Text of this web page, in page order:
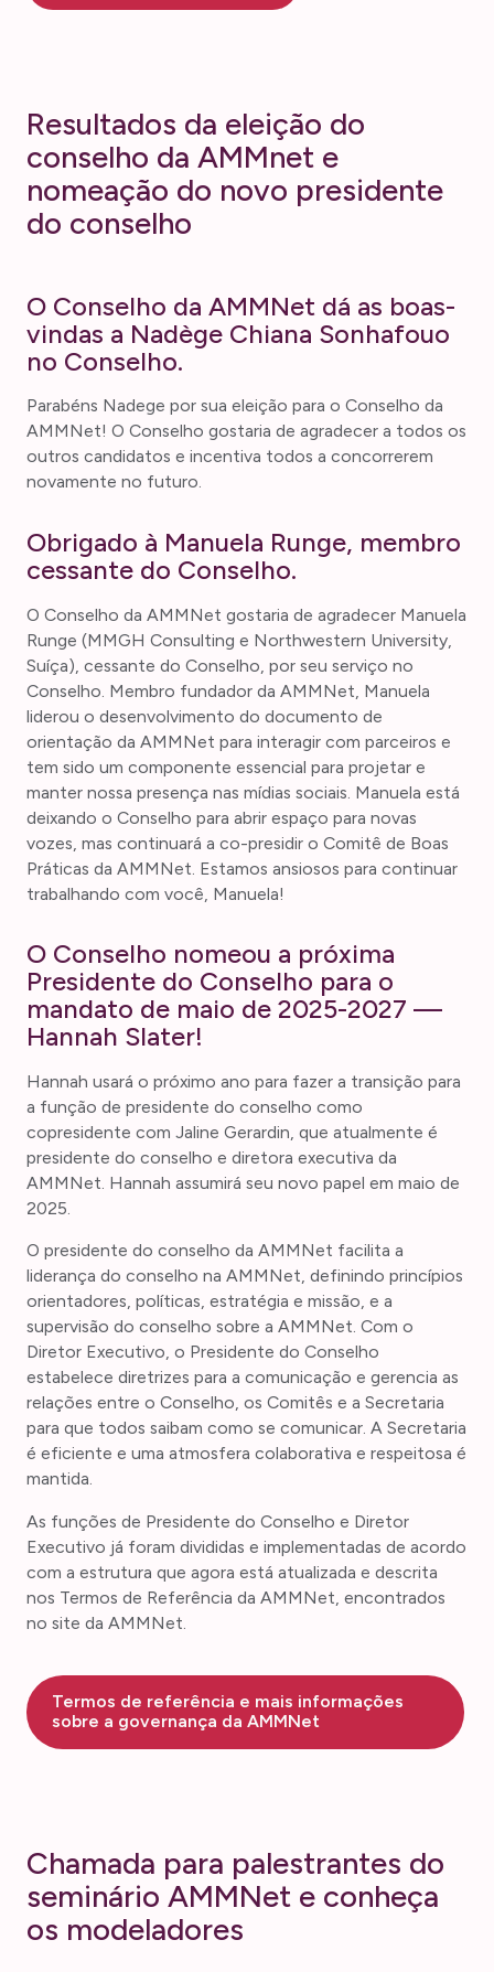
Resultados da eleição do
conselho da AMMnet e
nomeação do novo presidente
do conselho
O Conselho da AMMNet dá as boas-
vindas a Nadège Chiana Sonhafouo
no Conselho.
Parabéns Nadege por sua eleição para o Conselho da
AMMNet! O Conselho gostaria de agradecer a todos os
outros candidatos e incentiva todos a concorrerem
novamente no futuro.
Obrigado à Manuela Runge, membro
cessante do Conselho.
O Conselho da AMMNet gostaria de agradecer Manuela
Runge (MMGH Consulting e Northwestern University,
Suíça), cessante do Conselho, por seu serviço no
Conselho. Membro fundador da AMMNet, Manuela
liderou o desenvolvimento do documento de
orientação da AMMNet para interagir com parceiros e
tem sido um componente essencial para projetar e
manter nossa presença nas mídias sociais. Manuela está
deixando o Conselho para abrir espaço para novas
vozes, mas continuará a co-presidir o Comitê de Boas
Práticas da AMMNet. Estamos ansiosos para continuar
trabalhando com você, Manuela!
O Conselho nomeou a próxima
Presidente do Conselho para o
mandato de maio de 2025-2027 —
Hannah Slater!
Hannah usará o próximo ano para fazer a transição para
a função de presidente do conselho como
copresidente com Jaline Gerardin, que atualmente é
presidente do conselho e diretora executiva da
AMMNet. Hannah assumirá seu novo papel em maio de
2025.
O presidente do conselho da AMMNet facilita a
liderança do conselho na AMMNet, definindo princípios
orientadores, políticas, estratégia e missão, e a
supervisão do conselho sobre a AMMNet. Com o
Diretor Executivo, o Presidente do Conselho
estabelece diretrizes para a comunicação e gerencia as
relações entre o Conselho, os Comitês e a Secretaria
para que todos saibam como se comunicar. A Secretaria
é eficiente e uma atmosfera colaborativa e respeitosa é
mantida.
As funções de Presidente do Conselho e Diretor
Executivo já foram divididas e implementadas de acordo
com a estrutura que agora está atualizada e descrita
nos Termos de Referência da AMMNet, encontrados
no site da AMMNet.
Termos de referência e mais informações
sobre a governança da AMMNet
Chamada para palestrantes do
seminário AMMNet e conheça
os modeladores